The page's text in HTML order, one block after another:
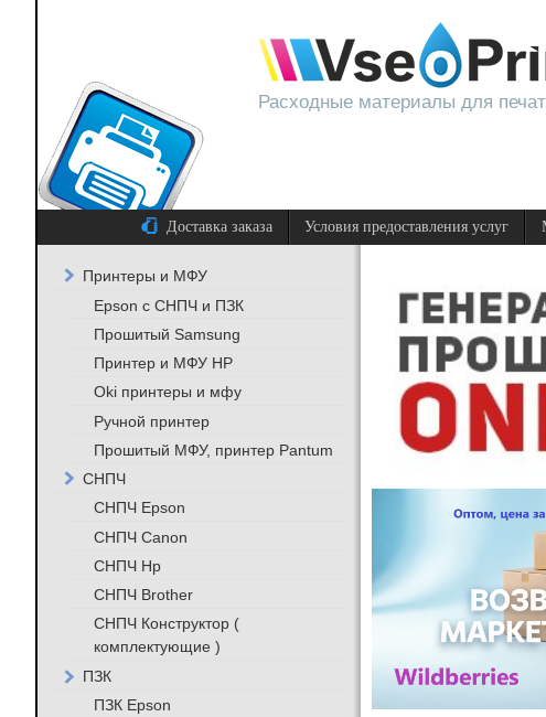
Расходные материалы для
Доставка заказа Условия предоставления услуг
Принтеры и МФУ
Epson с СНПЧ и ПЗК
Прошитый Samsung
Принтер и МФУ HP
Oki принтеры и мфу
Ручной принтер
Прошитый МФУ, принтер Pantum
СНПЧ
СНПЧ Epson
СНПЧ Canon
СНПЧ Hp
СНПЧ Brother
СНПЧ Конструктор (
комплектующие )
ПЗК
ПЗК Epson